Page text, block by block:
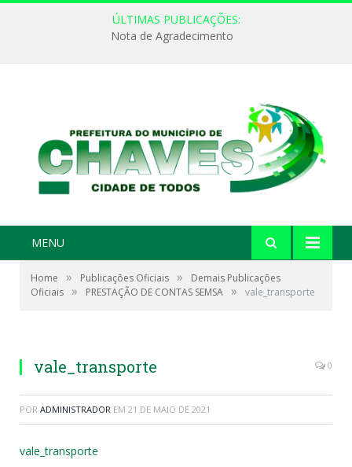
ÚLTIMAS PUBLICAÇÕES:
Nota de Agradecimento
MENU
Home » Publicações Oficiais »
Demais Publicações
Oficiais » PRESTAÇÃO DE CONTAS SEMSA » vale_transporte
vale_transporte 0
POR ADMINISTRADOR EM 21 DE MAIO DE 2021
vale_transporte